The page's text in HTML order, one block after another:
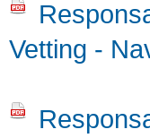
Vetting -